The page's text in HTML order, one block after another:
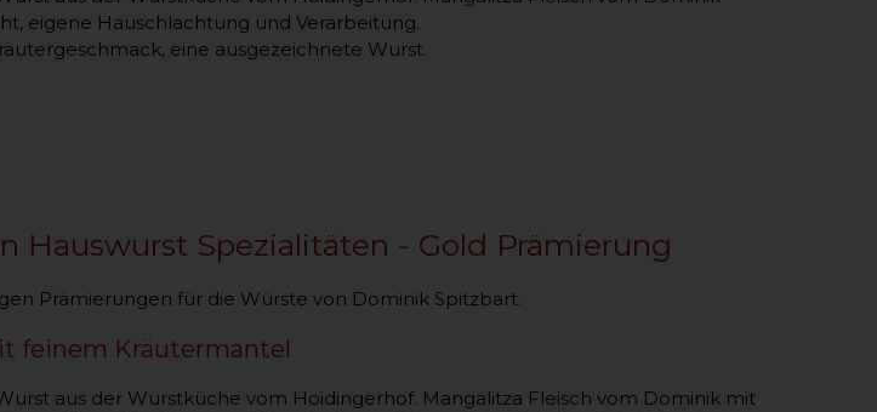
eigene Hauschlachtung und Verarbeitung.
eine ausgezeichnete Wurst.
Hauswurst Spezialitäten - Gold Prämierung
Prämierungen für die Würste von Dominik Spitzbart.
feinem Kräutermantel
aus der Wurstküche vom Hoidingerhof. Mangalitza Fleisch vom Dominik mit